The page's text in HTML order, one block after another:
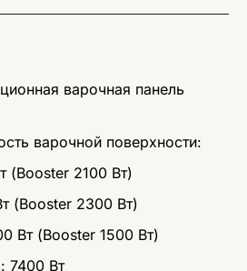
варочная панель
варочной поверхности:
(Booster 2100 Вт)
(Booster 2300 Вт)
Вт (Booster 1500 Вт)
7400 Вт